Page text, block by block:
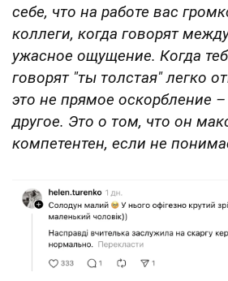
себе, что на работе вас
коллеги, когда говорят
ужасное ощущение. Когда
говорят "ты толстая" легко
это не прямое оскорбление
другое. Это о том, что он
компетентен, если не